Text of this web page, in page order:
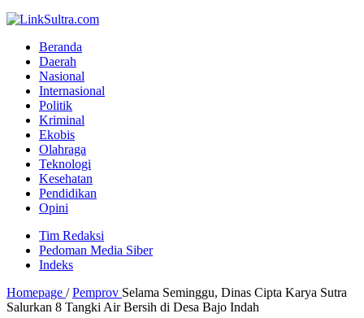
Beranda
Daerah
Nasional
Internasional
Politik
Kriminal
Ekobis
Olahraga
Teknologi
Kesehatan
Pendidikan
Opini
Tim Redaksi
Pedoman Media Siber
Indeks
Homepage / Pemprov Selama Seminggu, Dinas Cipta Karya Sutra
Salurkan 8 Tangki Air Bersih di Desa Bajo Indah